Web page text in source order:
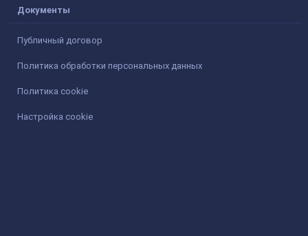
Документы
Публичный договор
Политика обработки персональных данных
Политика cookie
Настройка cookie